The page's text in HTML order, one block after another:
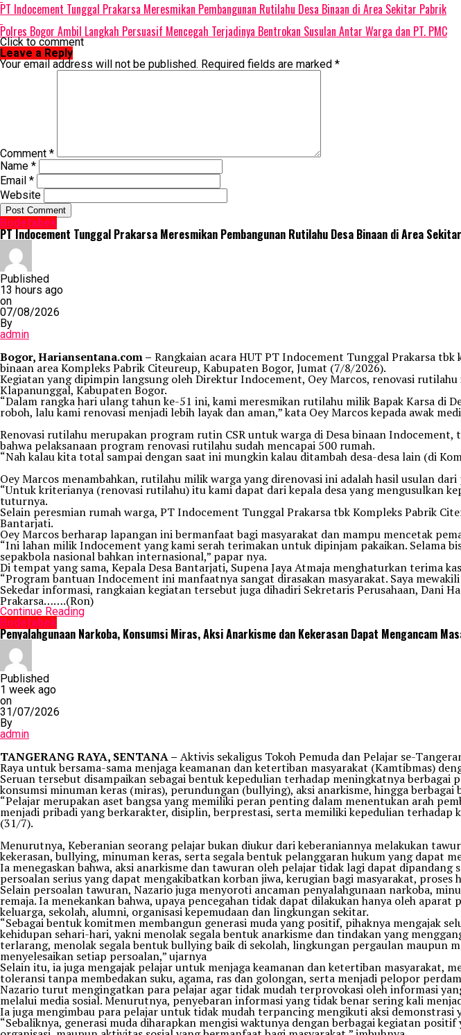
PT Indocement Tunggal Prakarsa Meresmikan Pembangunan Rutilahu Desa Binaan di Area Sekitar Pabrik
Polres Bogor Ambil Langkah Persuasif Mencegah Terjadinya Bentrokan Susulan Antar Warga dan PT. PMC
Click to comment
Leave a Reply
Your email address will not be published. Required fields are marked *
Comment *
Name *
Email *
Website
Bodetabek
PT Indocement Tunggal Prakarsa Meresmikan Pembangunan Rutilahu Desa Binaan di Area
Published
13 hours ago
on
07/08/2026
By
admin
Bogor, Hariansentana.com – Rangkaian acara HUT PT Indocement Tunggal Prakarsa
binaan area Kompleks Pabrik Citeureup, Kabupaten Bogor, Jumat (7/8/2026).
Kegiatan yang dipimpin langsung oleh Direktur Indocement, Oey Marcos, renovasi
Klapanunggal, Kabupaten Bogor.
“Dalam rangka hari ulang tahun ke-51 ini, kami meresmikan rutilahu milik Bapak Karsa di
roboh, lalu kami renovasi menjadi lebih layak dan aman,” kata Oey Marcos kepada awak
Renovasi rutilahu merupakan program rutin CSR untuk warga di Desa binaan
bahwa pelaksanaan program renovasi rutilahu sudah mencapai 500 rumah.
“Nah kalau kita total sampai dengan saat ini mungkin kalau ditambah desa-desa lain (di
Oey Marcos menambahkan, rutilahu milik warga yang direnovasi ini adalah hasil usulan dari
“Untuk kriterianya (renovasi rutilahu) itu kami dapat dari kepala desa yang mengusulkan
tuturnya.
Selain peresmian rumah warga, PT Indocement Tunggal Prakarsa tbk Kompleks Pabrik
Bantarjati.
Oey Marcos berharap lapangan ini bermanfaat bagi masyarakat dan mampu mencetak
“Ini lahan milik Indocement yang kami serah terimakan untuk dipinjam pakaikan. Selama
sepakbola nasional bahkan internasional,” papar nya.
Di tempat yang sama, Kepala Desa Bantarjati, Supena Jaya Atmaja menghaturkan terima
“Program bantuan Indocement ini manfaatnya sangat dirasakan masyarakat. Saya
Sekedar informasi, rangkaian kegiatan tersebut juga dihadiri Sekretaris Perusahaan, Dani
Prakarsa…….(Ron)
Continue Reading
Bodetabek
Penyalahgunaan Narkoba, Konsumsi Miras, Aksi Anarkisme dan Kekerasan Dapat Mengancam
Published
1 week ago
on
31/07/2026
By
admin
TANGERANG RAYA, SENTANA – Aktivis sekaligus Tokoh Pemuda dan Pelajar se-
Raya untuk bersama-sama menjaga keamanan dan ketertiban masyarakat (Kamtibmas)
Seruan tersebut disampaikan sebagai bentuk kepedulian terhadap meningkatnya
konsumsi minuman keras (miras), perundungan (bullying), aksi anarkisme, hingga
“Pelajar merupakan aset bangsa yang memiliki peran penting dalam menentukan arah
menjadi pribadi yang berkarakter, disiplin, berprestasi, serta memiliki kepedulian terhadap
(31/7).
Menurutnya, Keberanian seorang pelajar bukan diukur dari keberaniannya melakukan
kekerasan, bullying, minuman keras, serta segala bentuk pelanggaran hukum yang dapat
Ia menegaskan bahwa, aksi anarkisme dan tawuran oleh pelajar tidak lagi dapat
persoalan serius yang dapat mengakibatkan korban jiwa, kerugian bagi masyarakat,
Selain persoalan tawuran, Nazario juga menyoroti ancaman penyalahgunaan narkoba,
remaja. Ia menekankan bahwa, upaya pencegahan tidak dapat dilakukan hanya oleh
keluarga, sekolah, alumni, organisasi kepemudaan dan lingkungan sekitar.
“Sebagai bentuk komitmen membangun generasi muda yang positif, pihaknya mengajak
kehidupan sehari-hari, yakni menolak segala bentuk anarkisme dan tindakan yang
terlarang, menolak segala bentuk bullying baik di sekolah, lingkungan pergaulan maupun
menyelesaikan setiap persoalan,” ujarnya
Selain itu, ia juga mengajak pelajar untuk menjaga keamanan dan ketertiban
toleransi tanpa membedakan suku, agama, ras dan golongan, serta menjadi pelopor
Nazario turut mengingatkan para pelajar agar tidak mudah terprovokasi oleh informasi
melalui media sosial. Menurutnya, penyebaran informasi yang tidak benar sering kali
Ia juga mengimbau para pelajar untuk tidak mudah terpancing mengikuti aksi
“Sebaliknya, generasi muda diharapkan mengisi waktunya dengan berbagai kegiatan